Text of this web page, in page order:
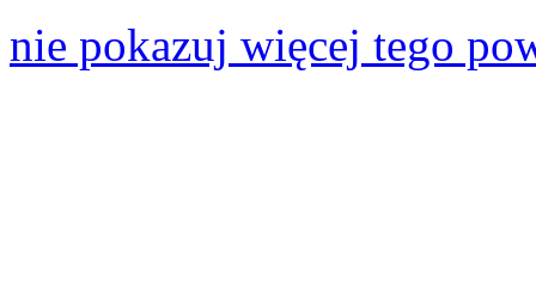
nie pokazuj więcej tego